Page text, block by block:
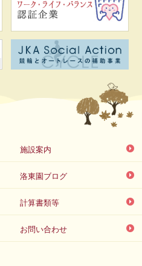
施設案内
洛東園ブログ
計算書類等
お問い合わせ